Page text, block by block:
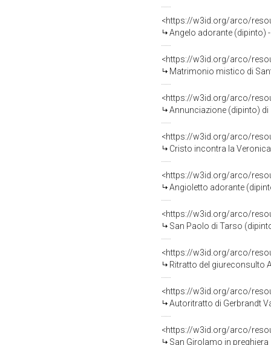
<https://w3id.org/arco/
Angelo adorante (dipinto)
<https://w3id.org/arco/
Matrimonio mistico di
<https://w3id.org/arco/
Annunciazione (dipinto) di
<https://w3id.org/arco/
Cristo incontra la
<https://w3id.org/arco/
Angioletto adorante
<https://w3id.org/arco/
San Paolo di Tarso
<https://w3id.org/arco/
Ritratto del giureconsulto
<https://w3id.org/arco/
Autoritratto di Gerbrandt
<https://w3id.org/arco/
San Girolamo in